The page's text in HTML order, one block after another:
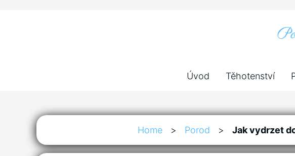
Úvod Těhotenství
Home > Porod > Jak vydrzet